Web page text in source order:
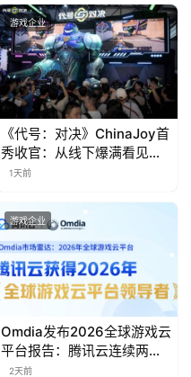
游戏企业
《代号：对决》ChinaJoy首
秀收官：从线下爆满看见玩
家的真实期待
1天前
游戏企业
Omdia发布2026全球游戏云
平台报告：腾讯云连续两年
入选“领导者”象限
2天前